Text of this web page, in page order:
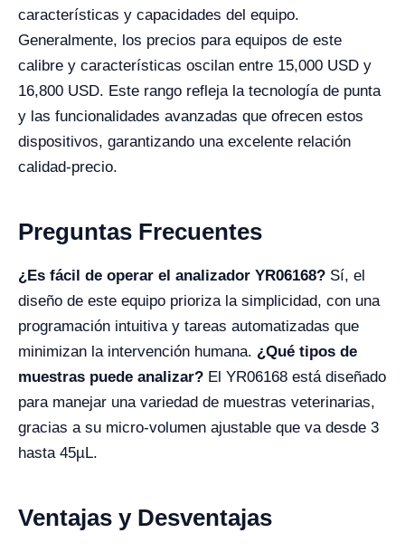
características y capacidades del equipo.
Generalmente, los precios para equipos de este
calibre y características oscilan entre 15,000 USD y
16,800 USD. Este rango refleja la tecnología de punta
y las funcionalidades avanzadas que ofrecen estos
dispositivos, garantizando una excelente relación
calidad-precio.
Preguntas Frecuentes
¿Es fácil de operar el analizador YR06168? Sí, el
diseño de este equipo prioriza la simplicidad, con una
programación intuitiva y tareas automatizadas que
minimizan la intervención humana. ¿Qué tipos de
muestras puede analizar? El YR06168 está diseñado
para manejar una variedad de muestras veterinarias,
gracias a su micro-volumen ajustable que va desde 3
hasta 45µL.
Ventajas y Desventajas